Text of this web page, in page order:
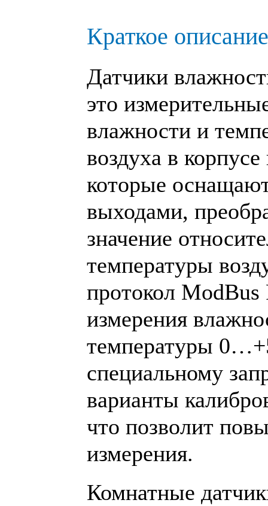
Краткое
Датчики
это
влажности и
воздуха в
которые
выходами,
значение
температуры
протокол
измерения
температуры
специальному
варианты
что позволит
измерения.
Комнатные